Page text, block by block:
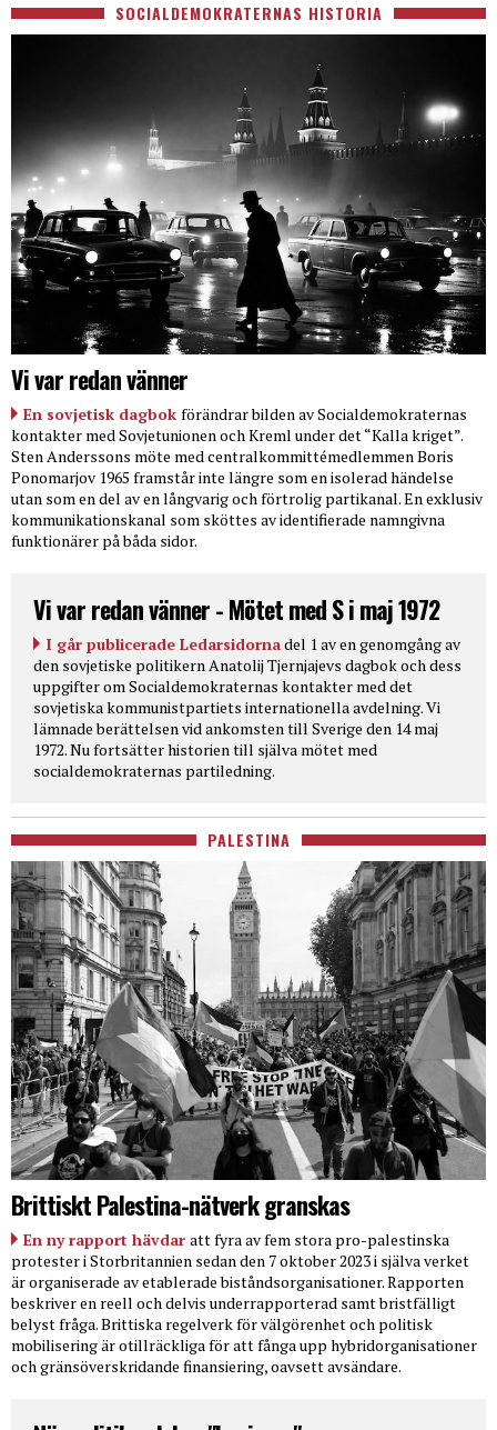
SOCIALDEMOKRATERNAS HISTORIA
Vi var redan vänner
En sovjetisk dagbok förändrar bilden av Socialdemokraternas
kontakter med Sovjetunionen och Kreml under det “Kalla kriget”.
Sten Anderssons möte med centralkommittémedlemmen Boris
Ponomarjov 1965 framstår inte längre som en isolerad händelse
utan som en del av en långvarig och förtrolig partikanal. En exklusiv
kommunikationskanal som sköttes av identifierade namngivna
funktionärer på båda sidor.
Vi var redan vänner - Mötet med S i maj 1972
I går publicerade Ledarsidornadel 1 av en genomgång av
den sovjetiske politikern Anatolij Tjernjajevs dagbok och dess
uppgifter om Socialdemokraternas kontakter med det
sovjetiska kommunistpartiets internationella avdelning. Vi
lämnade berättelsen vid ankomsten till Sverige den 14 maj
1972. Nu fortsätter historien till själva mötet med
socialdemokraternas partiledning.
PALESTINA
Brittiskt Palestina-nätverk granskas
En ny rapport hävdar att fyra av fem stora pro-palestinska
protester i Storbritannien sedan den 7 oktober 2023 i själva verket
är organiserade av etablerade biståndsorganisationer. Rapporten
beskriver en reell och delvis underrapporterad samt bristfälligt
belyst fråga. Brittiska regelverk för välgörenhet och politisk
mobilisering är otillräckliga för att fånga upp hybridorganisationer
och gränsöverskridande finansiering, oavsett avsändare.